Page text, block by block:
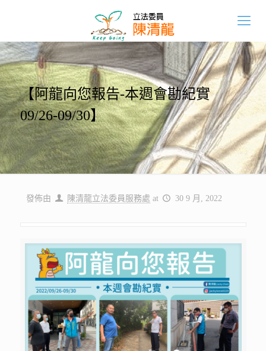
【阿龍向您報告-本週會勘紀實
09/26-09/30】
發佈由 陳清龍立法委員服務處 at 30 9 月, 2022